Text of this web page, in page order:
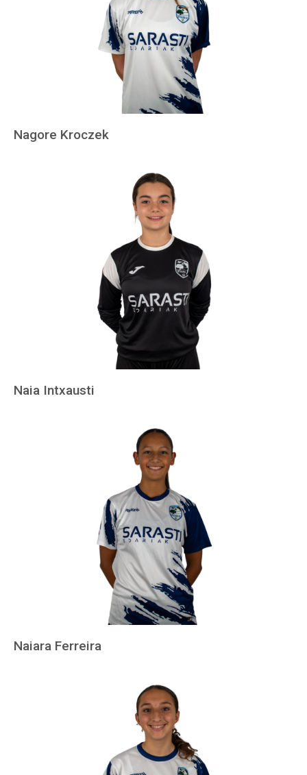
Nagore Kroczek
Naia Intxausti
Naiara Ferreira